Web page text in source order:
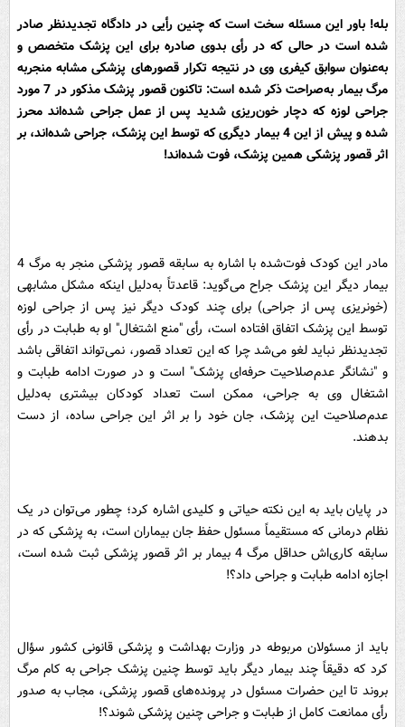
بله! باور این مسئله سخت است که چنین رأیی در دادگاه تجدیدنظر صادر
شده است در حالی که در رأی بدوی صادره برای این پزشک متخصص و
به‌عنوان سوابق کیفری وی در نتیجه تکرار قصورهای پزشکی مشابه منجربه
مرگ بیمار به‌صراحت ذکر شده است: تاکنون قصور پزشک مذکور در 7 مورد
جراحی لوزه که دچار خون‌ریزی شدید پس از عمل جراحی شده‌اند محرز
شده و پیش از این 4 بیمار دیگری که توسط این پزشک، جراحی شده‌اند، بر
اثر قصور پزشکی همین پزشک، فوت شده‌اند!
مادر این کودک فوت‌شده با اشاره به سابقه قصور پزشکی منجر به مرگ 4
بیمار دیگر این پزشک جراح می‌گوید: قاعدتاً به‌دلیل اینکه مشکل مشابهی
(خونریزی پس از جراحی) برای چند کودک دیگر نیز پس از جراحی لوزه
توسط این پزشک اتفاق افتاده است، رأی "منع اشتغال" او به طبابت در رأی
تجدیدنظر نباید لغو می‌شد چرا که این تعداد قصور، نمی‌تواند اتفاقی باشد
و "نشانگر عدم‌صلاحیت حرفه‌ای پزشک" است و در صورت ادامه طبابت و
اشتغال وی به جراحی، ممکن است تعداد کودکان بیشتری به‌دلیل
عدم‌صلاحیت این پزشک،‌ جان خود را بر اثر این جراحی ساده، از دست
بدهند.
در پایان باید به این نکته حیاتی و کلیدی اشاره کرد؛ چطور می‌توان در یک
نظام درمانی که مستقیماً مسئول حفظ جان بیماران است، به پزشکی که در
سابقه کاری‌اش حداقل مرگ 4 بیمار بر اثر قصور پزشکی ثبت شده است،
اجازه ادامه طبابت و جراحی داد؟!
باید از مسئولان مربوطه در وزارت بهداشت و پزشکی قانونی کشور سؤال
کرد که دقیقاً چند بیمار دیگر باید توسط چنین پزشک جراحی به کام مرگ
بروند تا این حضرات مسئول در پرونده‌های قصور پزشکی، مجاب به صدور
رأی ممانعت کامل از طبابت و جراحی چنین پزشکی شوند؟!